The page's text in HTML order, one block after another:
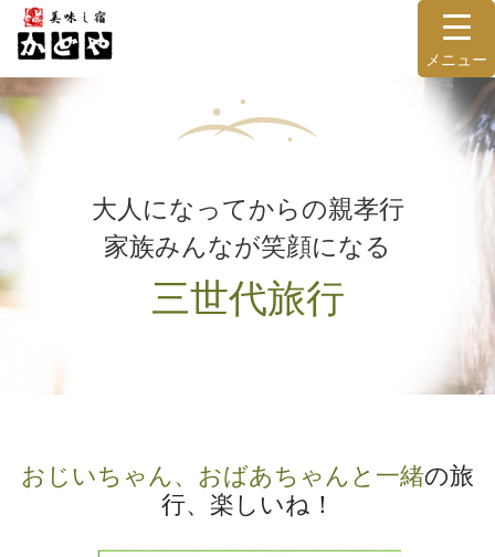
大人になってからの親孝行
家族みんなが笑顔になる
三世代旅行
おじいちゃん、おばあちゃんと一緒の旅
行、楽しいね！
メニュー